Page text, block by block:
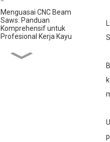
Menguasai CNC Beam
Saws: Panduan
Komprehensif untuk
Profesional Kerja Kayu
Mintech CNC: Pasukan